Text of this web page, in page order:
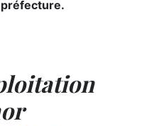
préfecture.